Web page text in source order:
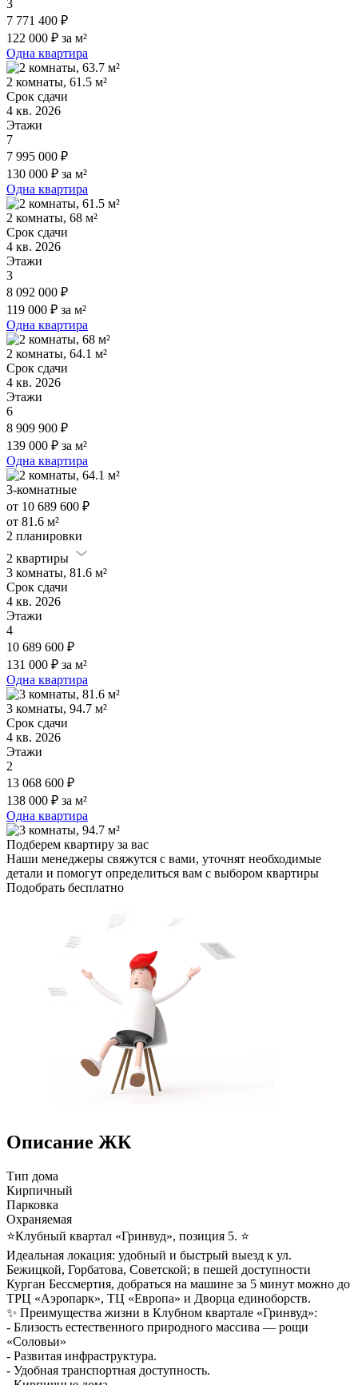
3
7 771 400 ₽
122 000 ₽ за м²
Одна квартира
2 комнаты, 61.5 м²
Срок сдачи
4 кв. 2026
Этажи
7
7 995 000 ₽
130 000 ₽ за м²
Одна квартира
2 комнаты, 68 м²
Срок сдачи
4 кв. 2026
Этажи
3
8 092 000 ₽
119 000 ₽ за м²
Одна квартира
2 комнаты, 64.1 м²
Срок сдачи
4 кв. 2026
Этажи
6
8 909 900 ₽
139 000 ₽ за м²
Одна квартира
3-комнатные
от 10 689 600 ₽
от 81.6 м²
2 планировки
2 квартиры
3 комнаты, 81.6 м²
Срок сдачи
4 кв. 2026
Этажи
4
10 689 600 ₽
131 000 ₽ за м²
Одна квартира
3 комнаты, 94.7 м²
Срок сдачи
4 кв. 2026
Этажи
2
13 068 600 ₽
138 000 ₽ за м²
Одна квартира
Подберем квартиру за вас
Наши менеджеры свяжутся с вами, уточнят необходимые
детали и помогут определиться вам с выбором квартиры
Подобрать бесплатно
Описание ЖК
Тип дома
Кирпичный
Парковка
Охраняемая
⭐Клубный квартал «Гринвуд», позиция 5. ⭐
Идеальная локация: удобный и быстрый выезд к ул.
Бежицкой, Горбатова, Советской; в пешей доступности
Курган Бессмертия, добраться на машине за 5 минут можно до
ТРЦ «Аэропарк», ТЦ «Европа» и Дворца единоборств.
✨ Преимущества жизни в Клубном квартале «Гринвуд»:
- Близость естественного природного массива — рощи
«Соловьи»
- Развитая инфраструктура.
- Удобная транспортная доступность.